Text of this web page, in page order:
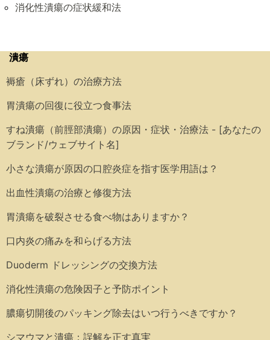
消化性潰瘍の症状緩和法
潰瘍
褥瘡（床ずれ）の治療方法
胃潰瘍の回復に役立つ食事法
すね潰瘍（前脛部潰瘍）の原因・症状・治療法 - [あなたの
ブランド/ウェブサイト名]
小さな潰瘍が原因の口腔炎症を指す医学用語は？
出血性潰瘍の治療と修復方法
胃潰瘍を破裂させる食べ物はありますか？
口内炎の痛みを和らげる方法
Duoderm ドレッシングの交換方法
消化性潰瘍の危険因子と予防ポイント
膿瘍切開後のパッキング除去はいつ行うべきですか？
シマウマと潰瘍：誤解を正す真実